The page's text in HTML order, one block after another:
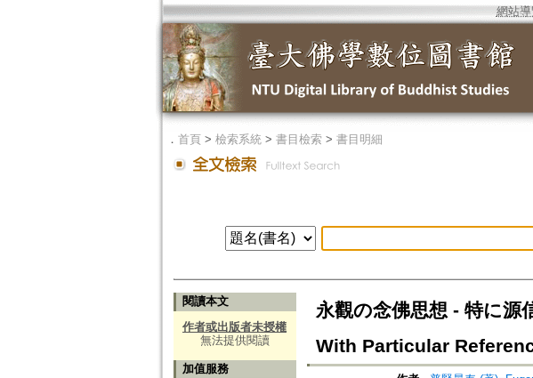
網站導
． 首頁> 檢索系統> 書目檢索> 書目明細
閱讀本文
作者或出版者未授權
無法提供閱讀
加值服務
永觀の念佛思想 - 特に
With Particular